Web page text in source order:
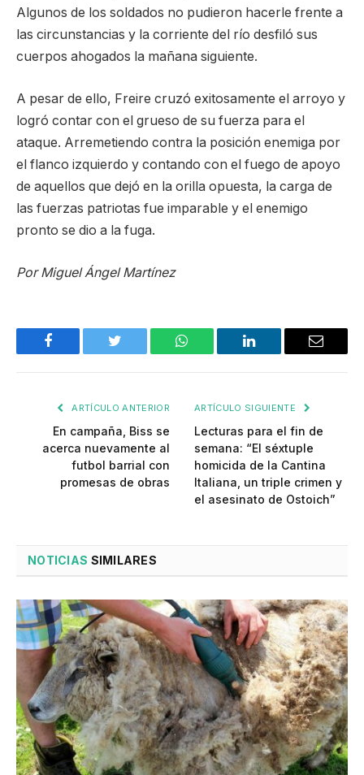
Algunos de los soldados no pudieron hacerle frente a
las circunstancias y la corriente del río desfiló sus
cuerpos ahogados la mañana siguiente.
A pesar de ello, Freire cruzó exitosamente el arroyo y
logró contar con el grueso de su fuerza para el
ataque. Arremetiendo contra la posición enemiga por
el flanco izquierdo y contando con el fuego de apoyo
de aquellos que dejó en la orilla opuesta, la carga de
las fuerzas patriotas fue imparable y el enemigo
pronto se dio a la fuga.
Por Miguel Ángel Martínez
Facebook Twitter WhatsApp LinkedIn Email
ARTÍCULO ANTERIOR
En campaña, Biss se
acerca nuevamente al
futbol barrial con
promesas de obras
ARTÍCULO SIGUIENTE
Lecturas para el fin de
semana: “El séxtuple
homicida de la Cantina
Italiana, un triple crimen y
el asesinato de Ostoich”
NOTICIAS SIMILARES